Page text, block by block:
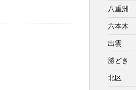
八重洲
六本木
出雲
勝どき
北区